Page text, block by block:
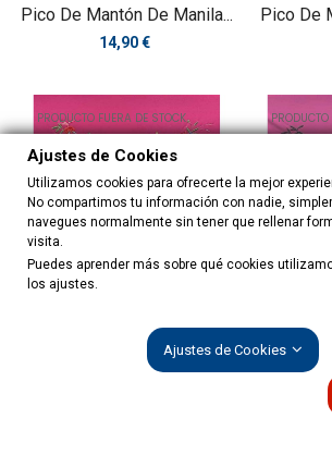
Pico De Mantón De Manila...
Precio
14,90 €
Pico De
PRODUCTO FUERA DE STOCK
Pico De Mantón De Manila Pico De
Ajustes de Cookies
Utilizamos cookies para ofrecerte la mejor
No compartimos tu información con nadie,
navegues normalmente sin tener que rellenar
visita.
Puedes aprender más sobre qué cookies
los ajustes.
Ajustes de Cookies